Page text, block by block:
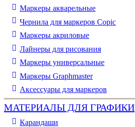
Маркеры акварельные
Чернила для маркеров Copic
Маркеры акриловые
Лайнеры для рисования
Маркеры универсальные
Маркеры Graphmaster
Аксессуары для маркеров
МАТЕРИАЛЫ ДЛЯ ГРАФИКИ
Карандаши